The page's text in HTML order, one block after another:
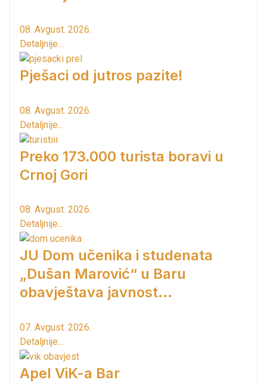
08. Avgust. 2026.
Detaljnije...
Pješaci od jutros pazite!
08. Avgust. 2026.
Detaljnije...
Preko 173.000 turista boravi u
Crnoj Gori
08. Avgust. 2026.
Detaljnije...
JU Dom učenika i studenata
„Dušan Marović“ u Baru
obavještava javnost...
07. Avgust. 2026.
Detaljnije...
Apel ViK-a Bar